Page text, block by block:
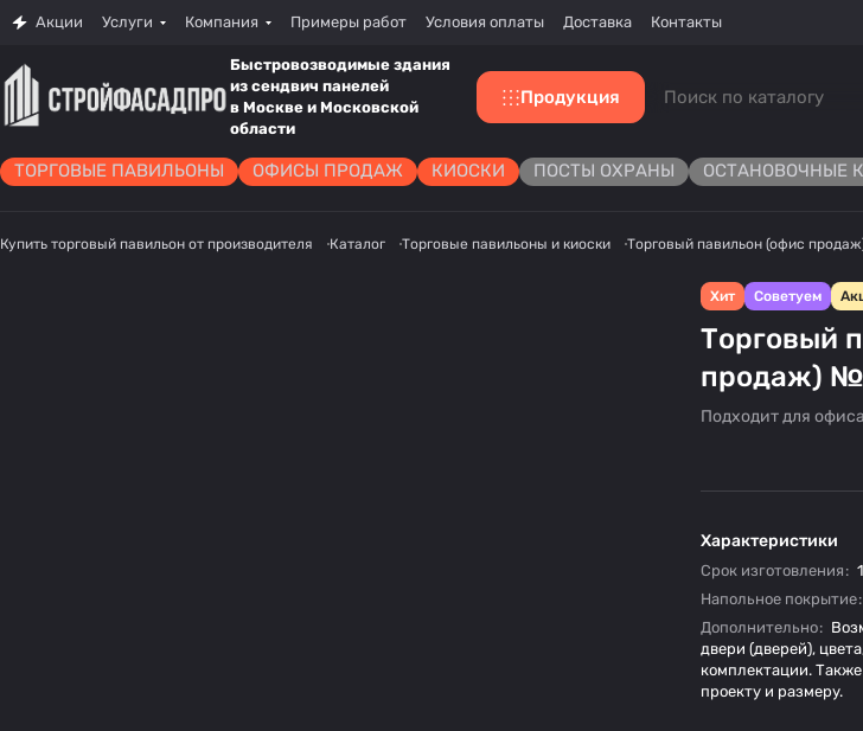
Акции Услуги Компания Примеры работ Условия оплаты Доставка Контакты
Быстровозводимые здания
из сендвич панелей
в Москве и Московской
области
Продукция
ТОРГОВЫЕ ПАВИЛЬОНЫ ОФИСЫ ПРОДАЖ КИОСКИ ПОСТЫ ОХРАНЫ ОСТАНОВОЧНЫЕ
Купить торговый павильон от производителя Каталог Торговые павильоны и киоски Торговый павильон (офис
Хит Советуем
Торговый
продаж)
Подходит для
Характеристики
Срок изготовления :
Напольное покрытие:
Дополнительно:
двери (дверей),
комплектации.
проекту и размеру.